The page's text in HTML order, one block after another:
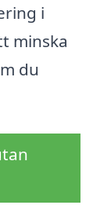
i
minska
du